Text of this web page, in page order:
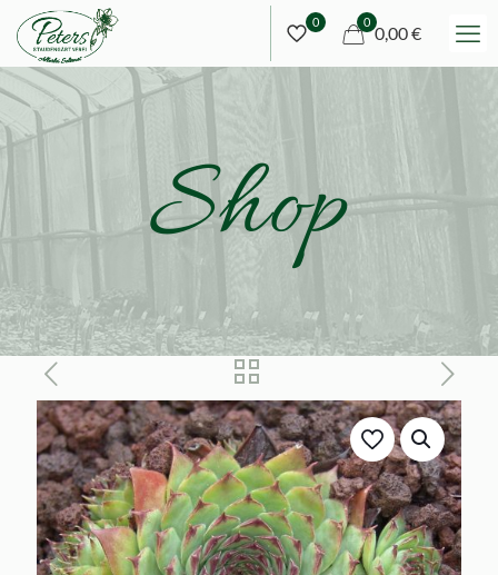
0 0
0,00 €
Shop